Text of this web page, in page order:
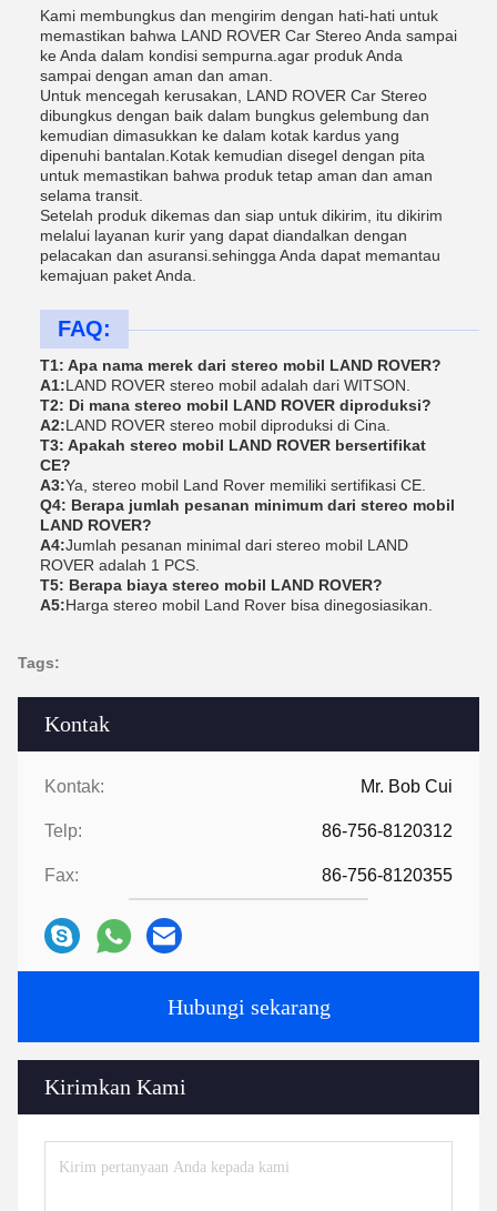
Kontak
Kontak: Mr. Bob Cui
Telp: 86-756-8120312
Fax: 86-756-8120355
Hubungi sekarang
Kirimkan Kami
Kami membungkus dan mengirim dengan hati-hati untuk
memastikan bahwa LAND ROVER Car Stereo Anda sampai
ke Anda dalam kondisi sempurna.agar produk Anda
sampai dengan aman dan aman.
Untuk mencegah kerusakan, LAND ROVER Car Stereo
dibungkus dengan baik dalam bungkus gelembung dan
kemudian dimasukkan ke dalam kotak kardus yang
dipenuhi bantalan.Kotak kemudian disegel dengan pita
untuk memastikan bahwa produk tetap aman dan aman
selama transit.
Setelah produk dikemas dan siap untuk dikirim, itu dikirim
melalui layanan kurir yang dapat diandalkan dengan
pelacakan dan asuransi.sehingga Anda dapat memantau
kemajuan paket Anda.
FAQ:
T1: Apa nama merek dari stereo mobil LAND ROVER?
A1:LAND ROVER stereo mobil adalah dari WITSON.
T2: Di mana stereo mobil LAND ROVER diproduksi?
A2:LAND ROVER stereo mobil diproduksi di Cina.
T3: Apakah stereo mobil LAND ROVER bersertifikat
CE?
A3:Ya, stereo mobil Land Rover memiliki sertifikasi CE.
Q4: Berapa jumlah pesanan minimum dari stereo mobil
LAND ROVER?
A4:Jumlah pesanan minimal dari stereo mobil LAND
ROVER adalah 1 PCS.
T5: Berapa biaya stereo mobil LAND ROVER?
A5:Harga stereo mobil Land Rover bisa dinegosiasikan.
Tags: